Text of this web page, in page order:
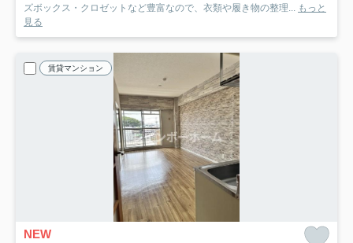
ズボックス・クロゼットなど豊富なので、衣類や履き物の整理... もっと
見る
賃貸マンション
NEW